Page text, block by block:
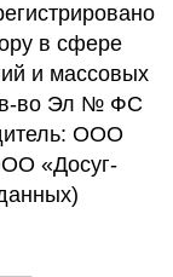
в сфере
и массовых
во Эл № ФС
ООО
«Досуг-
)